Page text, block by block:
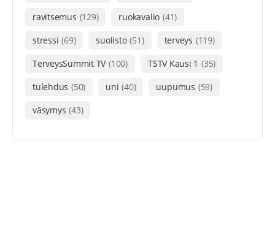
ravitsemus (129) ruokavalio (41)
stressi (69) suolisto (51) terveys (119)
TerveysSummit TV (100) TSTV Kausi 1 (35)
tulehdus (50) uni (40) uupumus (59)
väsymys (43)